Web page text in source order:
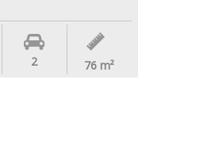
2 76 m²